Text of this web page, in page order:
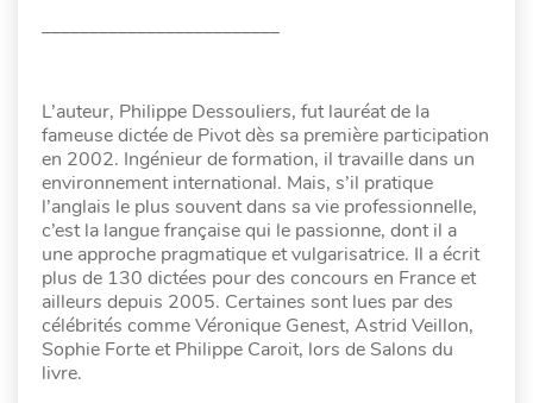
_________________________
L’auteur, Philippe Dessouliers, fut lauréat de la
fameuse dictée de Pivot dès sa première participation
en 2002. Ingénieur de formation, il travaille dans un
environnement international. Mais, s’il pratique
l’anglais le plus souvent dans sa vie professionnelle,
c’est la langue française qui le passionne, dont il a
une approche pragmatique et vulgarisatrice. Il a écrit
plus de 130 dictées pour des concours en France et
ailleurs depuis 2005. Certaines sont lues par des
célébrités comme Véronique Genest, Astrid Veillon,
Sophie Forte et Philippe Caroit, lors de Salons du
livre.